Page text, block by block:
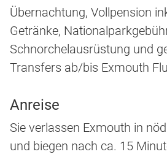
Übernachtung, Vollpension
Getränke,
Schnorchelausrüstung und
Transfers ab/bis Exmouth
Anreise
Sie verlassen Exmouth in
und biegen nach ca. 15